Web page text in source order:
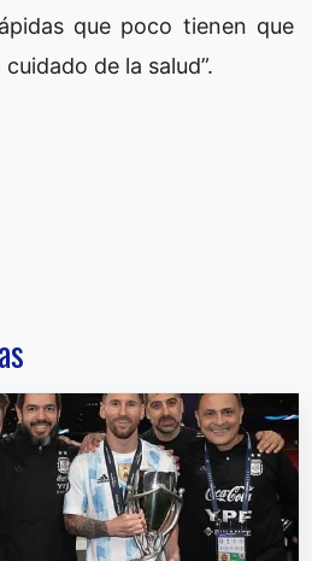
que poco tienen que
de la salud”.